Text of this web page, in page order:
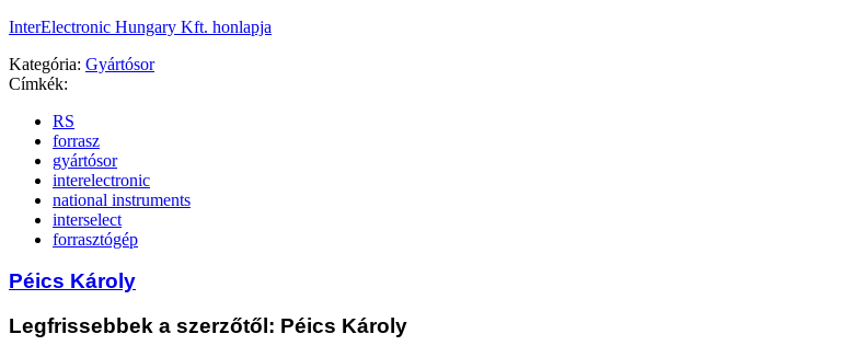
InterElectronic Hungary Kft. honlapja
Kategória: Gyártósor
Címkék:
RS
forrasz
gyártósor
interelectronic
national instruments
interselect
forrasztógép
Péics Károly
Legfrissebbek a szerzőtől: Péics Károly